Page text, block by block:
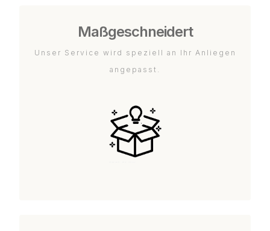
Maßgeschneidert
Unser Service wird speziell an Ihr Anliegen
angepasst.